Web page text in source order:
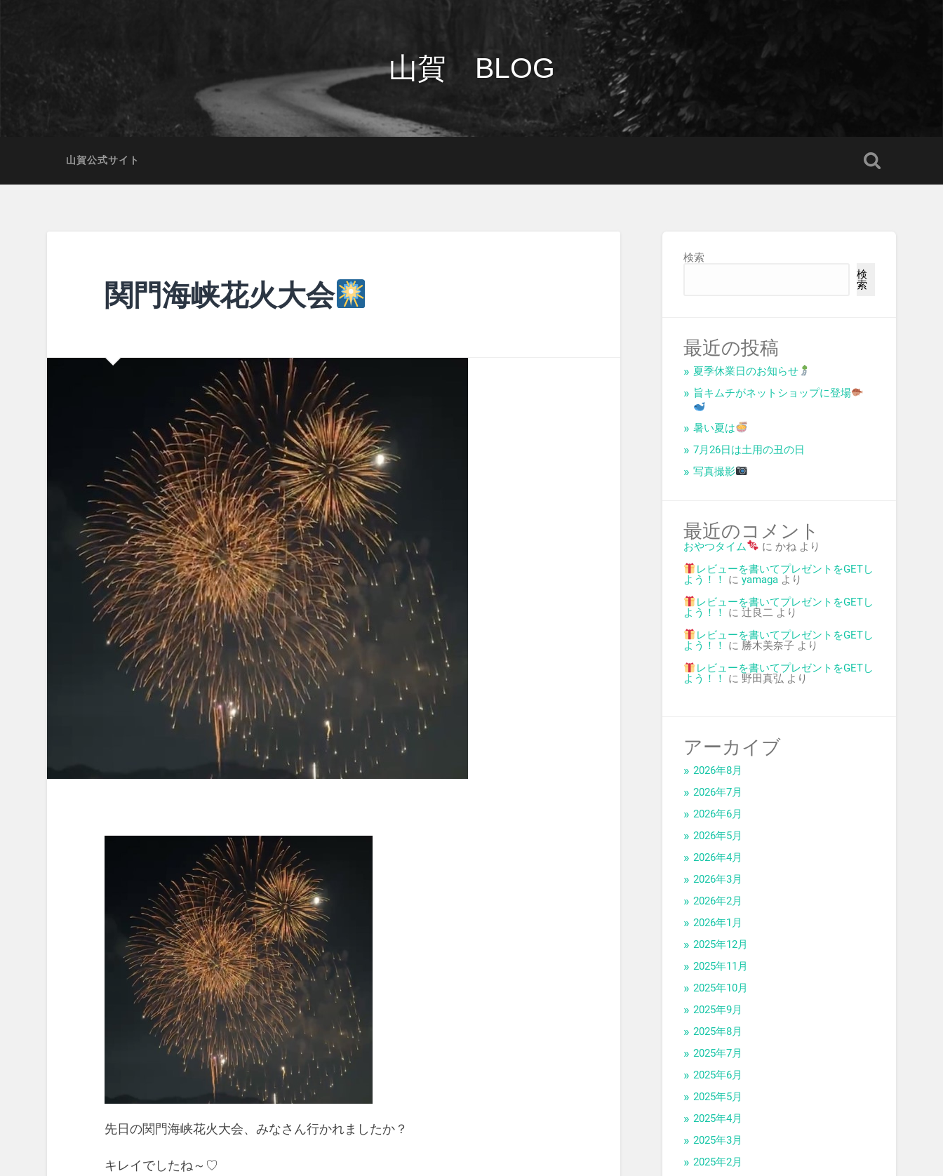
山賀 BLOG
山賀公式サイト
関門海峡花火大会
先日の関門海峡花火大会、みなさん行かれましたか？
キレイでしたね～♡
検索
検
索
最近の投稿
夏季休業日のお知らせ
旨キムチがネットショップに登場
暑い夏は
7月26日は土用の丑の日
写真撮影
最近のコメント
おやつタイム に かねより
レビューを書いてプレゼントをGETし
よう！！
にyamaga より
レビューを書いてプレゼントをGETし
よう！！
に辻良二 より
レビューを書いてプレゼントをGETし
よう！！
に 勝木美奈子 より
レビューを書いてプレゼントをGETし
よう！！
に 野田真弘 より
アーカイブ
2026年8月
2026年7月
2026年6月
2026年5月
2026年4月
2026年3月
2026年2月
2026年1月
2025年12月
2025年11月
2025年10月
2025年9月
2025年8月
2025年7月
2025年6月
2025年5月
2025年4月
2025年3月
2025年2月